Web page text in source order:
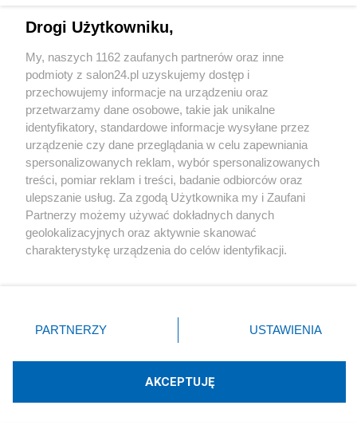
Sport
Społeczeństwo
Kultura
X Facebook Instagram Youtube
Technologię dostarcza:W3media.pl
Drogi Użytkowniku,
My, naszych 1162 zaufanych partnerów oraz inne
podmioty z salon24.pl uzyskujemy dostęp i
przechowujemy informacje na urządzeniu oraz
przetwarzamy dane osobowe, takie jak unikalne
identyfikatory, standardowe informacje wysyłane przez
urządzenie czy dane przeglądania w celu zapewniania
spersonalizowanych reklam, wybór spersonalizowanych
treści, pomiar reklam i treści, badanie odbiorców oraz
ulepszanie usług. Za zgodą Użytkownika my i Zaufani
Partnerzy możemy używać dokładnych danych
geolokalizacyjnych oraz aktywnie skanować
charakterystykę urządzenia do celów identyfikacji.
zmienić/wycofać klikając przycisk ustawień prywatności
znajdujący się w lewym dolnym rogu strony
rodzaje przetwarzania danych nie wymagają zgody
użytkownika, ale masz prawo sprzeciwić się takiemu
PARTNERZY USTAWIENIA
AKCEPTUJĘ